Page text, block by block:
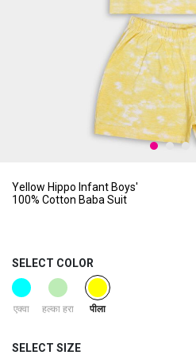
Yellow Hippo Infant Boys'
100% Cotton Baba Suit
SELECT COLOR
एक्वा हल्का हरा selected
पीला
SELECT SIZE